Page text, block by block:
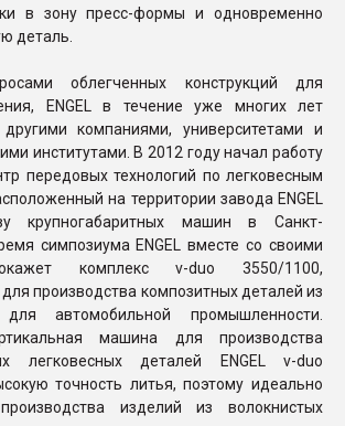
в зону пресс-формы и одновременно
деталь.
облегченных конструкций для
ENGEL в течение уже многих лет
компаниями, университетами и
институтами. В 2012 году начал работу
передовых технологий по легковесным
на территории завода ENGEL
крупногабаритных машин в Санкт-
симпозиума ENGEL вместе со своими
комплекс v-duo 3550/1100,
производства композитных деталей из
для автомобильной промышленности.
машина для производства
легковесных деталей ENGEL v-duo
точность литья, поэтому идеально
изделий из волокнистых